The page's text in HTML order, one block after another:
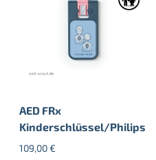
AED FRx
Kinderschlüssel/Philips
109,00€